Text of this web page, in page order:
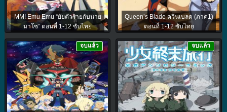
MM! Emu Emu “ยัยตัวร้ายกับนาย
มาโซ” ตอนที่ 1-12 ซับไทย
Queen’s Blade ควีนเบลด (ภาค1)
ตอนที่ 1-12 ซับไทย
จบแล้ว จบแล้ว